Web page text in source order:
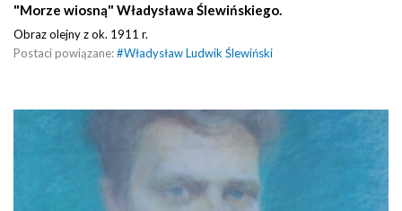
"Morze wiosną" Władysława Ślewińskiego.
Obraz olejny z ok. 1911 r.
Postaci powiązane:#Władysław Ludwik Ślewiński